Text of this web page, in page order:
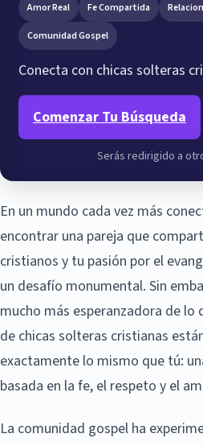
Amor Real Fe Compartida
Comunidad Gospel
Conecta con chicas solteras
Comenzar Tu Búsqueda
Serás redirigido a
En un mundo cada vez más
encontrar una pareja que
cristianos y tu pasión por el
un desafío monumental. Sin
mucho más esperanzadora de lo
de chicas solteras cristianas
exactamente lo mismo que tú:
basada en la fe, el respeto y el
La comunidad gospel ha